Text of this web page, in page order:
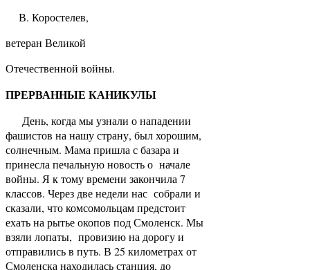
В. Коростелев,
ветеран Великой
Отечественной войны.
ПРЕРВАННЫЕ КАНИКУЛЫ
День, когда мы узнали о нападении
фашистов на нашу страну, был хорошим,
солнечным. Мама пришла с базара и
принесла печальную новость о начале
войны. Я к тому времени закончила 7
классов. Через две недели нас собрали и
сказали, что комсомольцам предстоит
ехать на рытье окопов под Смоленск. Мы
взяли лопаты, провизию на дорогу и
отправились в путь. В 25 километрах от
Смоленска находилась станция, до